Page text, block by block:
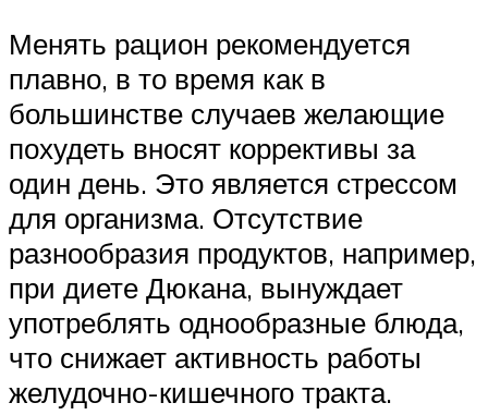
Менять рацион рекомендуется
плавно, в то время как в
большинстве случаев желающие
похудеть вносят коррективы за
один день. Это является стрессом
для организма. Отсутствие
разнообразия продуктов, например,
при диете Дюкана, вынуждает
употреблять однообразные блюда,
что снижает активность работы
желудочно-кишечного тракта.